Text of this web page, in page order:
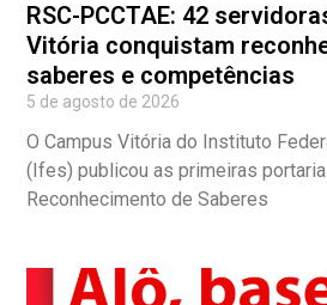
RSC-PCCTAE: 42
Vitória conquistam
saberes e competências
5 de agosto de 2026
O Campus Vitória do Instituto
(Ifes) publicou as primeiras
Reconhecimento de Saberes